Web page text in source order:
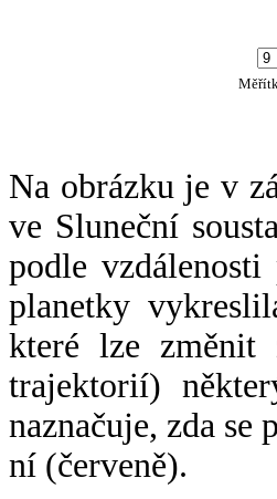
Na obrázku je v
ve Sluneční
podle
planetky
které lze změnit
trajektorií)
naznačuje, zda
ní (červeně).